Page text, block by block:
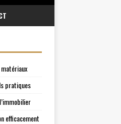
pratiques
efficacement